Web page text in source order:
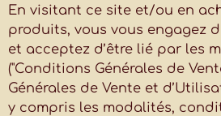
En visitant ce site et/ou en
produits, vous vous engagez
et acceptez d’être lié par les
("Conditions Générales de
Générales de Vente et
y compris les modalités,